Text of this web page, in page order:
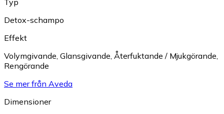
Typ
Detox-schampo
Effekt
Volymgivande, Glansgivande, Återfuktande / Mjukgörande,
Rengörande
Se mer från Aveda
Dimensioner